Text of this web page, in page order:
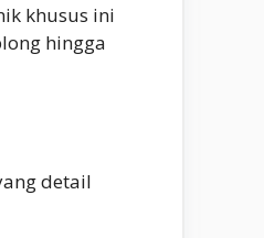
khusus ini
hingga
detail